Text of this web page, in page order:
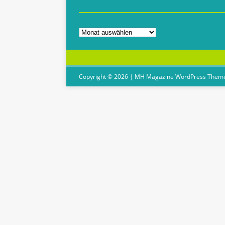
Copyright © 2026 | MH Magazine WordPress